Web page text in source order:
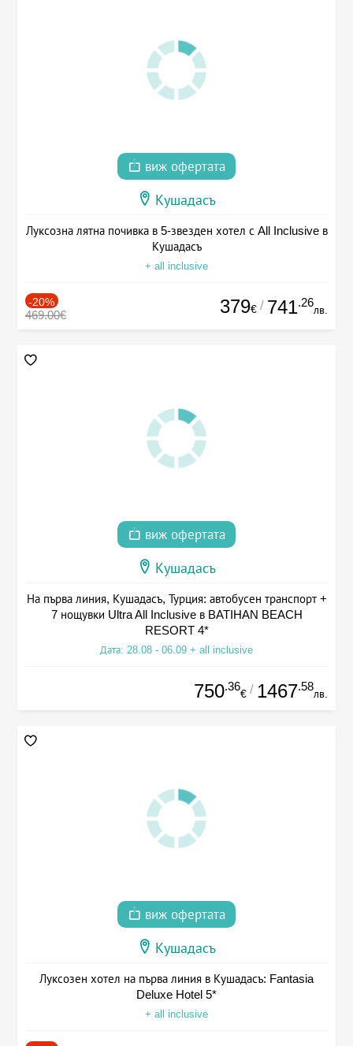
виж офертата
Кушадасъ
Луксозна лятна почивка в 5-звезден хотел с All Inclusive в
Кушадасъ
+ all inclusive
-20%
469.00€ 379€ / 741.26
лв.
виж офертата
Кушадасъ
На първа линия, Кушадасъ, Турция: автобусен транспорт +
7 нощувки Ultra All Inclusive в BATIHAN BEACH
RESORT 4*
Дата: 28.08 - 06.09 + all inclusive
750.36
€ / 1467.58
лв.
виж офертата
Кушадасъ
Луксозен хотел на първа линия в Кушадасъ: Fantasia
Deluxe Hotel 5*
+ all inclusive